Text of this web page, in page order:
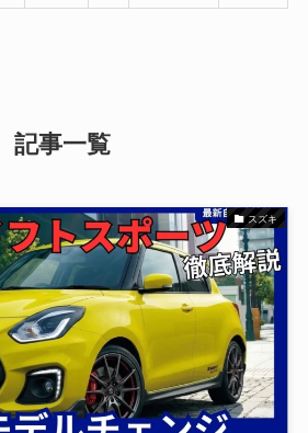
記事一覧
スズキ